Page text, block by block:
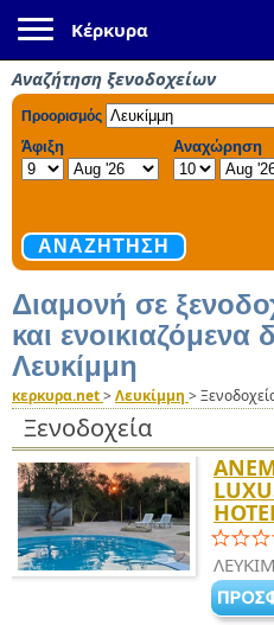
Κέρκυρα
Αναζήτηση ξενοδοχείων
Διαμονή σε
και ενοικιαζόμενα
Λευκίμμη
κερκυρα.net>Λευκίμμη >
Ξενοδοχεία